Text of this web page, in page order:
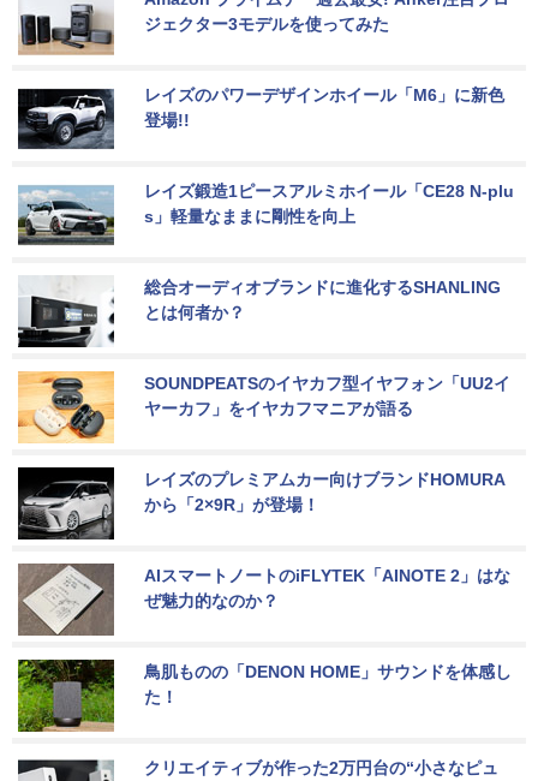
ジェクター3モデルを使ってみた
レイズのパワーデザインホイール「M6」に新色
登場!!
レイズ鍛造1ピースアルミホイール「CE28 N-plu
s」軽量なままに剛性を向上
総合オーディオブランドに進化するSHANLING
とは何者か？
SOUNDPEATSのイヤカフ型イヤフォン「UU2イ
ヤーカフ」をイヤカフマニアが語る
レイズのプレミアムカー向けブランドHOMURA
から「2×9R」が登場！
AIスマートノートのiFLYTEK「AINOTE 2」はな
ぜ魅力的なのか？
鳥肌ものの「DENON HOME」サウンドを体感し
た！
クリエイティブが作った2万円台の“小さなピュ